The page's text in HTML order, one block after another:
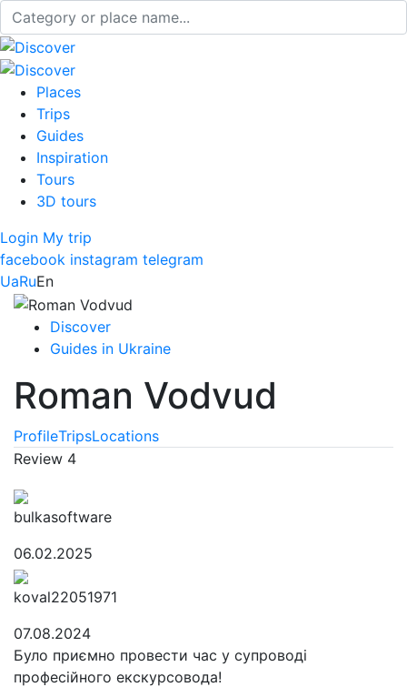
Places
Trips
Guides
Inspiration
Tours
3D tours
Login My trip
facebook instagram telegram
UaRuEn
Discover
Guides in Ukraine
Roman Vodvud
ProfileTripsLocations
Review 4
bulkasoftware
06.02.2025
koval22051971
07.08.2024
Було приємно провести час у супроводі
професійного екскурсовода!